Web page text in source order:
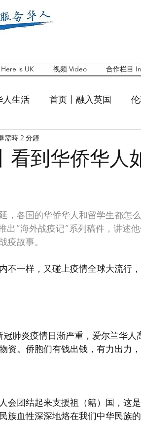
is UK 视频 Video 合作栏目
人生活 首页丨融入英国
肥宅指南 Cola
大学中国校友会
看到华侨华人
需時 2 分鐘
，各国的华侨华人和留学生都怎
出“海外战疫记”系列稿件，讲述
疫故事。
不一样，又碰上疫情全球大流行
冠肺炎疫情日渐严重，爱尔兰华
资。侨胞们有钱出钱，有力出力
会团结起来支援祖（籍）国，这
族血性深深地烙在我们中华民族的